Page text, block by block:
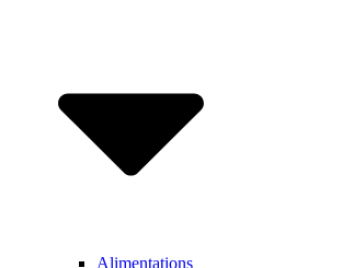
Alimentations